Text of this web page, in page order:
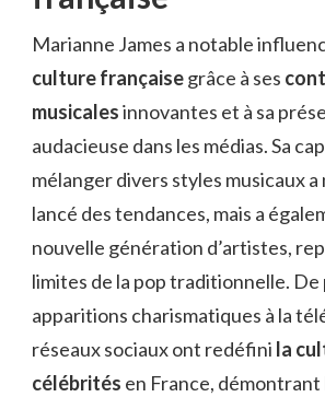
Marianne James a notable
culture françaisegrâce à ses
musicalesinnovantes et à sa
audacieuse dans les médias. Sa
mélanger divers styles musicaux
lancé des tendances, mais a
nouvelle génération d’artistes,
limites de la pop traditionnelle. De
apparitions charismatiques à la
réseaux sociaux ont redéfini la
célébrités en France, démontrant